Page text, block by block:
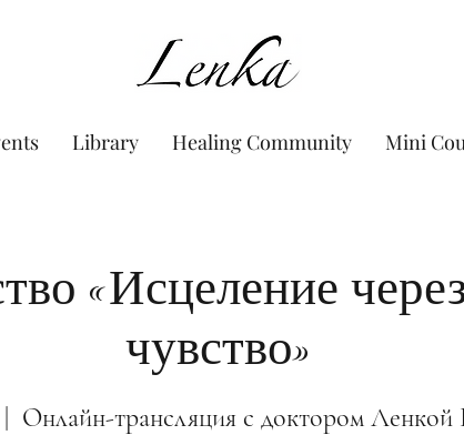
www.Lenka.org
Library Healing Community Mini
«Исцеление
чувство»
Онлайн-трансляция с доктором